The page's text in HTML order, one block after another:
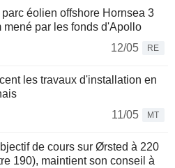
éolien offshore Hornsea 3
par les fonds d'Apollo
12/05
RE
les travaux d'installation en
11/05
MT
de cours sur Ørsted à 220
190), maintient son conseil à